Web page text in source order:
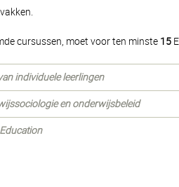
cursussen, moet voor ten minste 15
individuele leerlingen
en onderwijsbeleid